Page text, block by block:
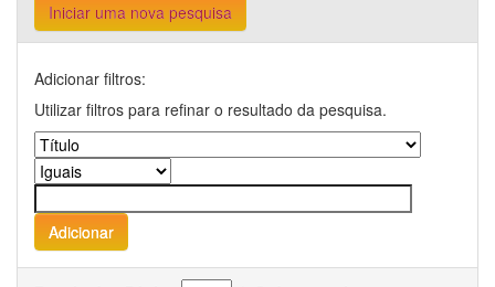
Iniciar uma nova pesquisa
Adicionar filtros:
Utilizar filtros para refinar o resultado da pesquisa.